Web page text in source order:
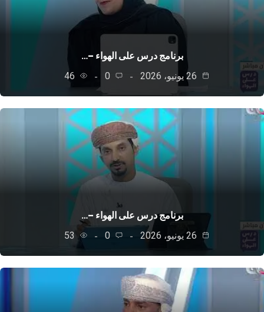
برنامج درس على الهواء –…
0
46
برنامج درس على الهواء –…
0
53